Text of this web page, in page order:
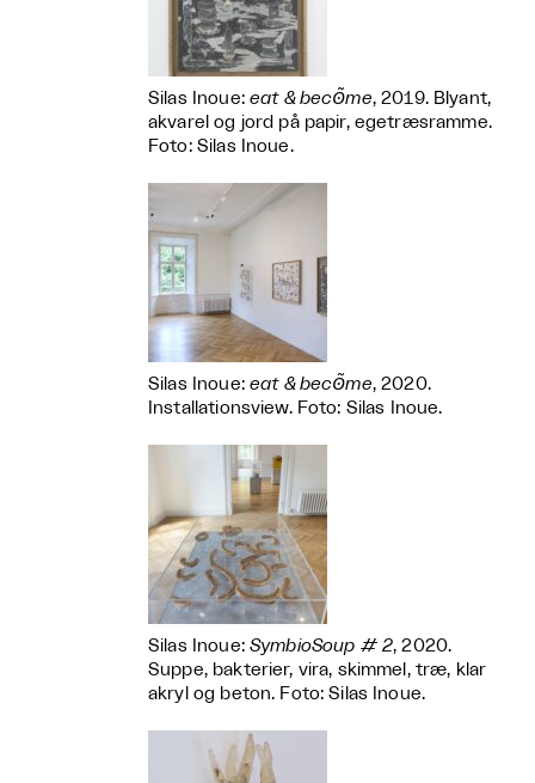
Silas Inoue: eat & becʘ̃me, 2019. Blyant,
akvarel og jord på papir, egetræsramme.
Foto: Silas Inoue.
Silas Inoue: eat & becʘ̃me, 2020.
Installationsview. Foto: Silas Inoue.
Silas Inoue: SymbioSoup # 2, 2020.
Suppe, bakterier, vira, skimmel, træ, klar
akryl og beton. Foto: Silas Inoue.